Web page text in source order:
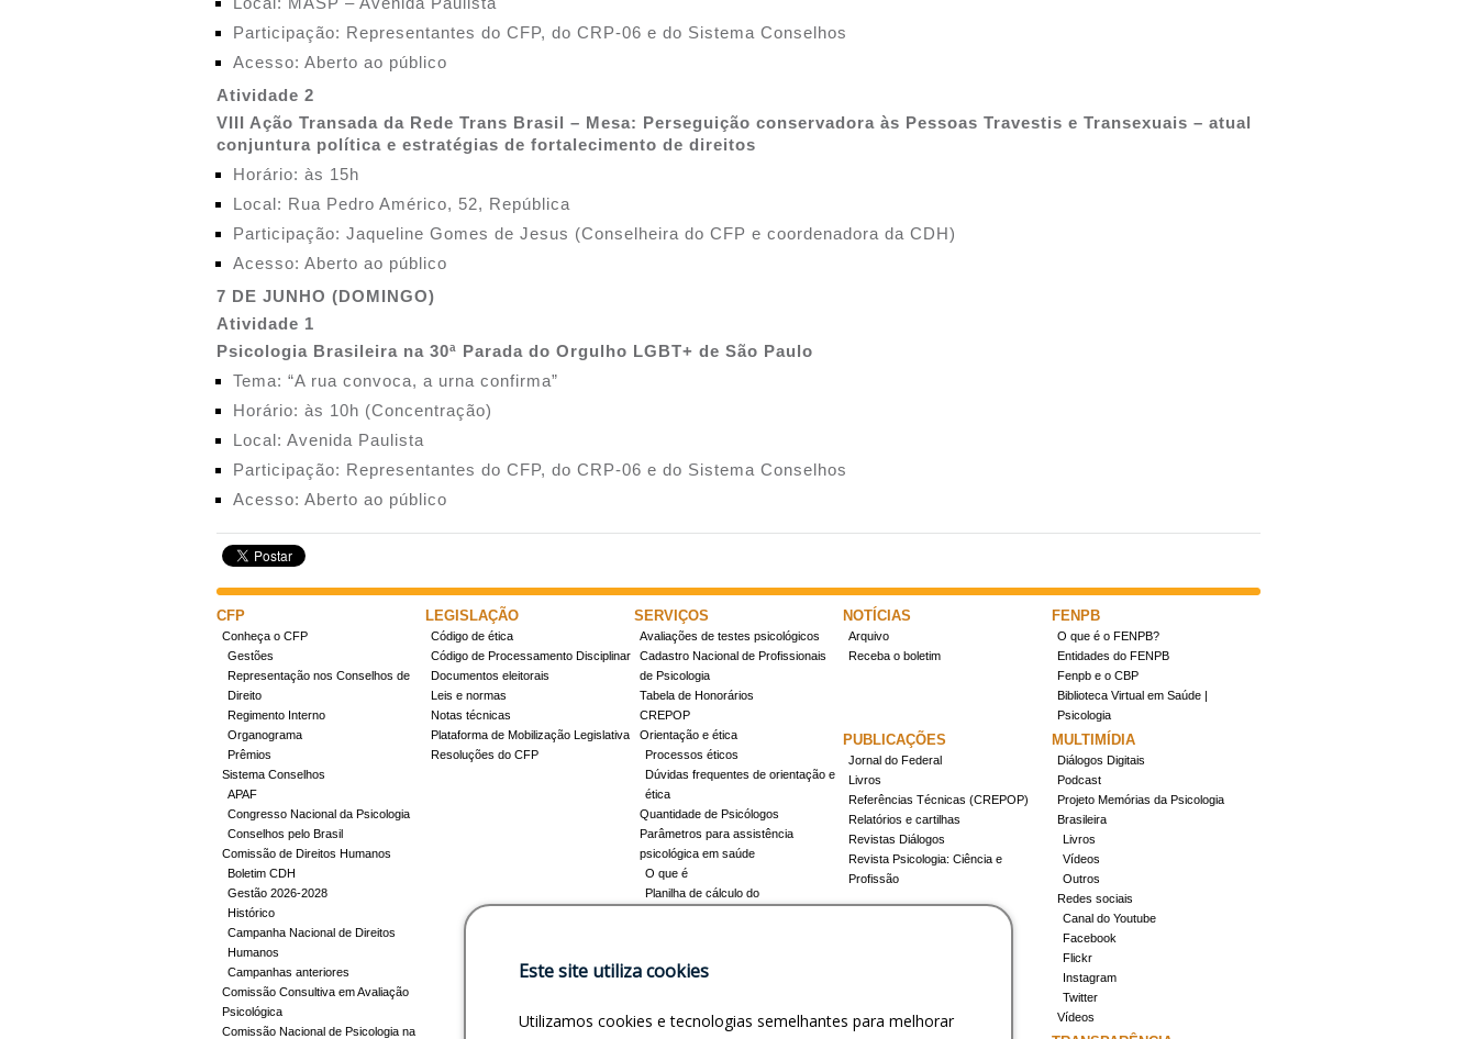
Participação: Representantes do CFP, do CRP-06 e do Sistema Conselhos
Acesso: Aberto ao público
Atividade 2
VIII Ação Transada da Rede Trans Brasil – Mesa: Perseguição conservadora às Pessoas Travestis e Transexuais – atual
conjuntura política e estratégias de fortalecimento de direitos
Horário: às 15h
Local: Rua Pedro Américo, 52, República
Participação: Jaqueline Gomes de Jesus (Conselheira do CFP e coordenadora da CDH)
Acesso: Aberto ao público
7 DE JUNHO (DOMINGO)
Atividade 1
Psicologia Brasileira na 30ª Parada do Orgulho LGBT+ de São Paulo
Tema: “A rua convoca, a urna confirma”
Horário: às 10h (Concentração)
Local: Avenida Paulista
Participação: Representantes do CFP, do CRP-06 e do Sistema Conselhos
Acesso: Aberto ao público
CFP
Conheça o CFP
Gestões
Representação nos Conselhos de
Direito
Regimento Interno
Organograma
Prêmios
Sistema Conselhos
APAF
Congresso Nacional da Psicologia
Conselhos pelo Brasil
Comissão de Direitos Humanos
Boletim CDH
Gestão 2026-2028
Histórico
Campanha Nacional de Direitos
Humanos
Campanhas anteriores
Comissão Consultiva em Avaliação
Psicológica
Comissão Nacional de Psicologia na
LEGISLAÇÃO
Código de ética
Código de Processamento Disciplinar
Documentos eleitorais
Leis e normas
Notas técnicas
Plataforma de Mobilização Legislativa
Resoluções do CFP
SERVIÇOS
Avaliações de testes psicológicos
Cadastro Nacional de Profissionais
de Psicologia
Tabela de Honorários
CREPOP
Orientação e ética
Processos éticos
Dúvidas frequentes de orientação e
ética
Quantidade de Psicólogos
Parâmetros para assistência
psicológica em saúde
O que é
Planilha de cálculo do
Registro de Especialista
Cursos credenciados
NOTÍCIAS
Arquivo
Receba o boletim
FENPB
O que é o FENPB?
Entidades do FENPB
Fenpb e o CBP
Biblioteca Virtual em Saúde |
Psicologia
PUBLICAÇÕES
Jornal do Federal
Livros
Referências Técnicas (CREPOP)
Relatórios e cartilhas
Revistas Diálogos
Revista Psicologia: Ciência e
Profissão
MULTIMÍDIA
Diálogos Digitais
Podcast
Projeto Memórias da Psicologia
Brasileira
Livros
Vídeos
Outros
Redes sociais
Canal do Youtube
Facebook
Flickr
Instagram
Twitter
Vídeos
Este site utiliza cookies
Utilizamos cookies e tecnologias semelhantes para melhorar